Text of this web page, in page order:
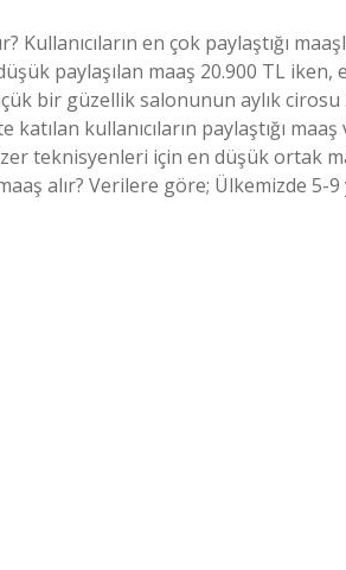
Kullanıcıların en çok paylaştığı
paylaşılan maaş 20.900 TL iken,
bir güzellik salonunun aylık cirosu
katılan kullanıcıların paylaştığı
teknisyenleri için en düşük ortak
alır? Verilere göre; Ülkemizde 5-9